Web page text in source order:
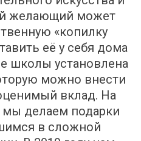
желающий может
«копилку
её у себя дома
школы установлена
можно внести
вклад. На
делаем подарки
в сложной